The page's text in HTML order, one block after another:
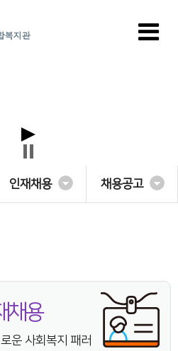
인재채용 채용공고
채용
운 사회복지 패러